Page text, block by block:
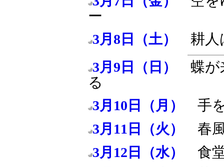
ー
3月8日（土） 耕人
3月9日（日）
蝶
る
3月10日（月） 手
3月11日（火） 春
3月12日（水） 食